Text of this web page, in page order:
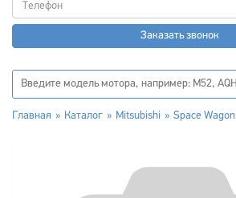
Заказать звонок
Главная Каталог Mitsubishi Space Wagon